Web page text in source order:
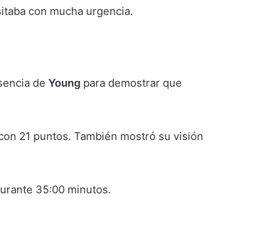
con mucha urgencia.
de Young para demostrar que
21 puntos. También mostró su visión
35:00 minutos.